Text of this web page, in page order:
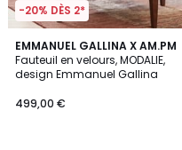
-20% DÈS 2*
EMMANUEL GALLINA X AM.PM
Fauteuil en velours, MODALIE,
design Emmanuel Gallina
499,00 €